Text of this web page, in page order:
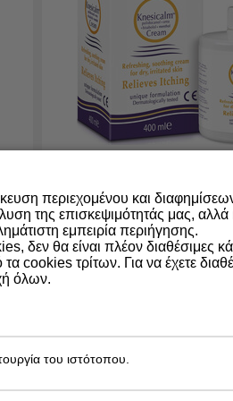
Διαθέσιμο απο 4-6
ημερες
Κωδικός: 5200375325899
Boderm Knesicalm Κρέμα
Αντιμετώπιση του
20,66
περιεχομένου και
της επισκεψιμότητάς μας, αλλά
εμπειρία περιήγησης.
δεν θα είναι πλέον διαθέσιμες
cookies τρίτων. Για να έχετε
όλων.
του ιστότοπου.